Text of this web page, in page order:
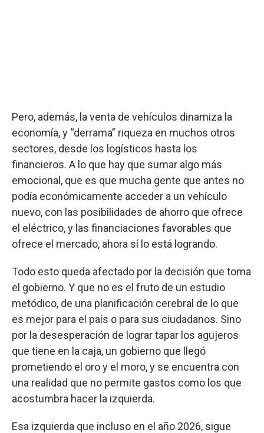
Pero, además, la venta de vehículos dinamiza la
economía, y “derrama” riqueza en muchos otros
sectores, desde los logísticos hasta los
financieros. A lo que hay que sumar algo más
emocional, que es que mucha gente que antes no
podía económicamente acceder a un vehículo
nuevo, con las posibilidades de ahorro que ofrece
el eléctrico, y las financiaciones favorables que
ofrece el mercado, ahora sí lo está logrando.
Todo esto queda afectado por la decisión que toma
el gobierno. Y que no es el fruto de un estudio
metódico, de una planificación cerebral de lo que
es mejor para el país o para sus ciudadanos. Sino
por la desesperación de lograr tapar los agujeros
que tiene en la caja, un gobierno que llegó
prometiendo el oro y el moro, y se encuentra con
una realidad que no permite gastos como los que
acostumbra hacer la izquierda.
Esa izquierda que incluso en el año 2026, sigue